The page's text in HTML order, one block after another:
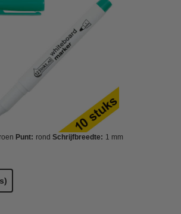
Punt: rond Schrijfbreedte: 1 mm